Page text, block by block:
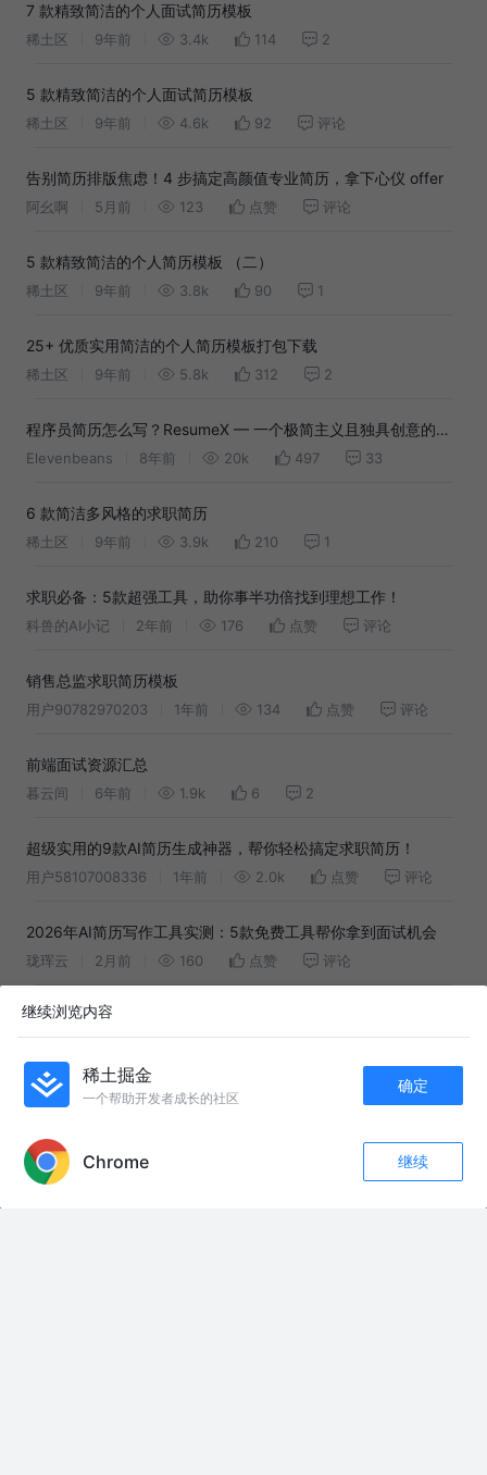
238
7 款精致简洁的个人面试简历模板
稀土区 9年前 3.4k 114 2
5 款精致简洁的个人面试简历模板
稀土区 9年前 4.6k 92 评论
告别简历排版焦虑！4 步搞定高颜值专业简历，拿下心仪 offer
阿幺啊 5月前 123 点赞 评论
5 款精致简洁的个人简历模板 （二）
稀土区 9年前 3.8k 90 1
25+ 优质实用简洁的个人简历模板打包下载
稀土区 9年前 5.8k 312 2
程序员简历怎么写？ResumeX — 一个极简主义且独具创意的简
历方案
Elevenbeans 8年前 20k 497 33
6 款简洁多风格的求职简历
稀土区 9年前 3.9k 210 1
求职必备：5款超强工具，助你事半功倍找到理想工作！
科兽的AI小记 2年前 176 点赞 评论
销售总监求职简历模板
用户90782970203 1年前 134 点赞 评论
前端面试资源汇总
暮云间 6年前 1.9k 6 2
超级实用的9款AI简历生成神器，帮你轻松搞定求职简历！
用户58107008336 1年前 2.0k 点赞 评论
2026年AI简历写作工具实测：5款免费工具帮你拿到面试机会
珑珲云 2月前 160 点赞 评论
面经
春招简历怎么用AI工具提效？5款主流工具实测思路与推荐
继续浏览内容
稀土掘金
一个帮助开发者成长的社区
确定
Chrome 继续